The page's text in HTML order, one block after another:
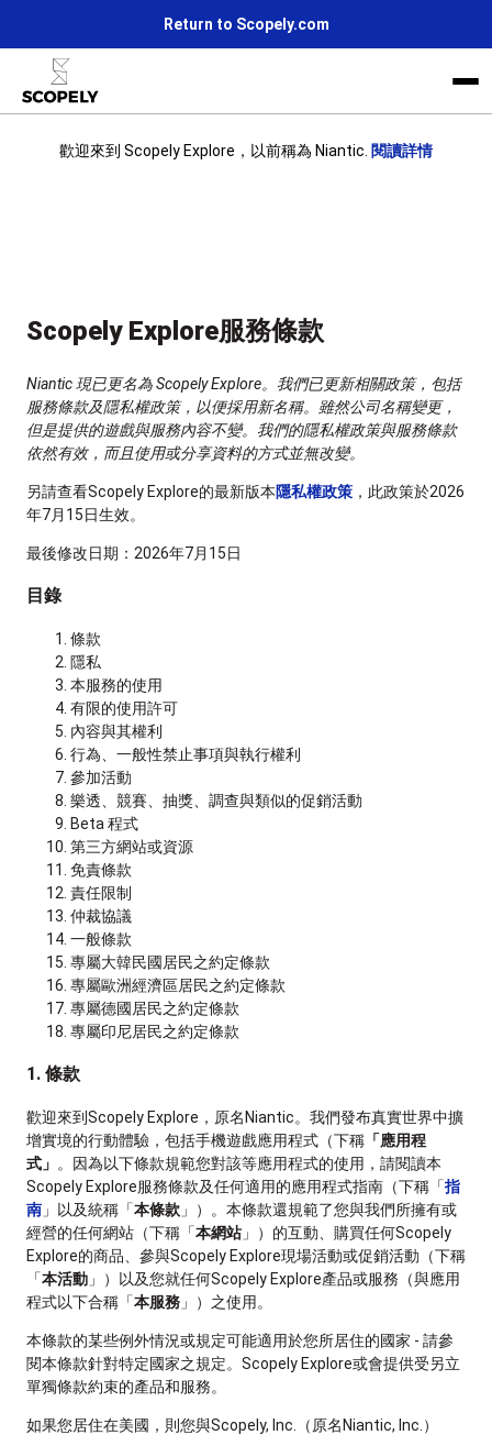
Return to Scopely.com
歡迎來到 Scopely Explore，以前稱為 Niantic. 閱讀詳情
Scopely Explore服務條款
Niantic 現已更名為 Scopely Explore。我們已更新相關政策，包括
服務條款及隱私權政策，以便採用新名稱。雖然公司名稱變更，
但是提供的遊戲與服務內容不變。我們的隱私權政策與服務條款
依然有效，而且使用或分享資料的方式並無改變。
另請查看Scopely Explore的最新版本隱私權政策 ，此政策於2026
年7月15日生效。
最後修改日期：2026年7月15日
目錄
條款
隱私
本服務的使用
有限的使用許可
內容與其權利
行為、一般性禁止事項與執行權利
參加活動
樂透、競賽、抽獎、調查與類似的促銷活動
Beta 程式
第三方網站或資源
免責條款
責任限制
仲裁協議
一般條款
專屬大韓民國居民之約定條款
專屬歐洲經濟區居民之約定條款
專屬德國居民之約定條款
專屬印尼居民之約定條款
1. 條款
歡迎來到Scopely Explore，原名Niantic。我們發布真實世界中擴
增實境的行動體驗，包括手機遊戲應用程式（下稱 「應用程
式」 。因為以下條款規範您對該等應用程式的使用，請閱讀本
Scopely Explore服務條款及任何適用的應用程式指南（下稱「指
南 」以及統稱「本條款 」）。本條款還規範了您與我們所擁有或
經營的任何網站（下稱「本網站 」）的互動、購買任何Scopely
Explore的商品、參與Scopely Explore現場活動或促銷活動（下稱
「本活動 」）以及您就任何Scopely Explore產品或服務（與應用
程式以下合稱「本服務 」）之使用。
本條款的某些例外情況或規定可能適用於您所居住的國家 - 請參
閱本條款針對特定國家之規定。Scopely Explore或會提供受另立
單獨條款約束的產品和服務。
如果您居住在美國，則您與Scopely, Inc.（原名Niantic, Inc.）